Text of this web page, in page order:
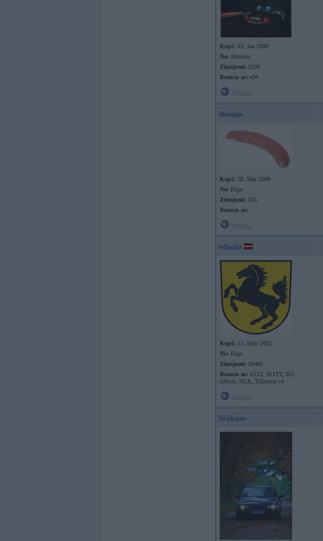
Kopš: 03. Jan 2006
No: Jūrmala
Ziņojumi: 5291
Braucu ar: e34
desinja
Kopš: 28. Mar 2008
No: Rīga
Ziņojumi: 355
Braucu ar:
edzulis
Kopš: 13. May 2002
No: Rīga
Ziņojumi: 56481
Braucu ar: S212, 911TT, 951,
635csi, NSX, Tillotson t4
Srakans